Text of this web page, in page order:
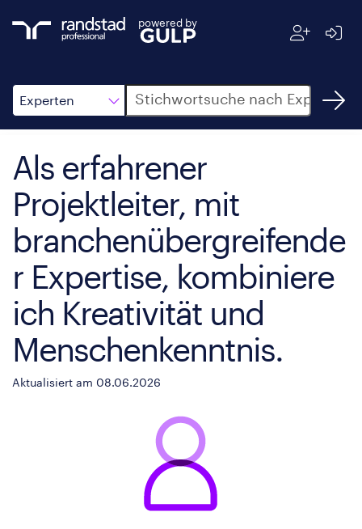
powered by
Experten
Suche
Als erfahrener
Projektleiter, mit
branchenübergreifende
r Expertise, kombiniere
ich Kreativität und
Menschenkenntnis.
Aktualisiert am 08.06.2026